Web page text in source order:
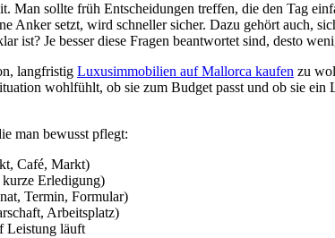
sollte früh Entscheidungen treffen, die den Tag
Anker setzt, wird schneller sicher. Dazu gehört auch,
Je besser diese Fragen beantwortet sind, desto
langfristig Luxusimmobilien auf Mallorca kaufen zu
wohlfühlt, ob sie zum Budget passt und ob sie
man bewusst pflegt:
Café, Markt)
Erledigung)
Termin, Formular)
Arbeitsplatz)
Leistung läuft